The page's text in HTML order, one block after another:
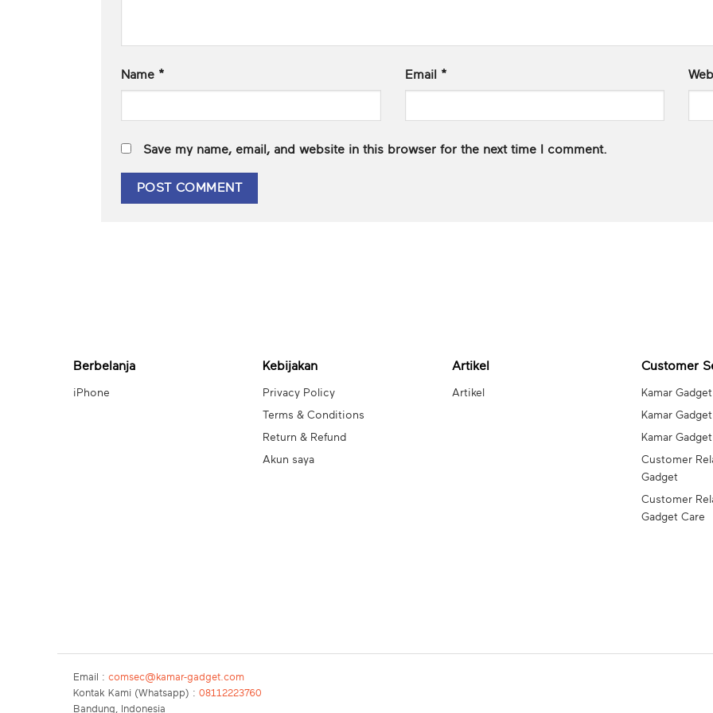
Name * Email *
Save my name, email, and website in this browser for the next time I comment.
Berbelanja
iPhone
Kebijakan
Privacy Policy
Terms & Conditions
Return & Refund
Akun saya
Artikel
Artikel
Customer
Kamar Gadget
Kamar
Kamar
Customer
Gadget
Customer
Gadget Care
Email : comsec@kamar-gadget.com
Kontak Kami (Whatsapp) : 08112223760
Bandung, Indonesia